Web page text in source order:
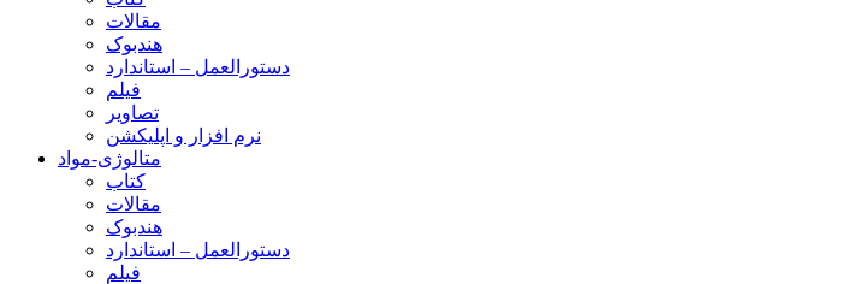
مقالات
هندبوک
دستورالعمل – استاندارد
فیلم
تصاویر
نرم افزار و اپلیکشن
متالوژی-مواد
کتاب
مقالات
هندبوک
دستورالعمل – استاندارد
فیلم